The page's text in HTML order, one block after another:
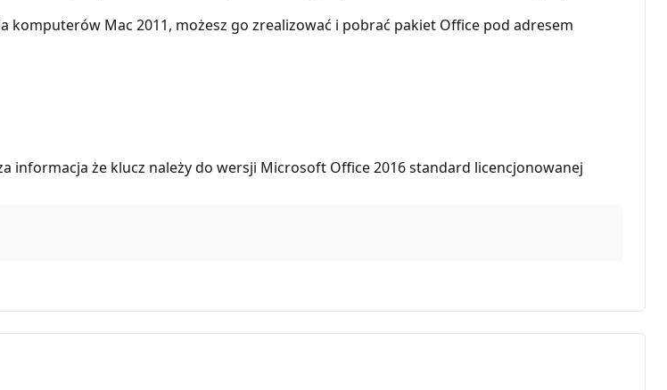
komputerów Mac 2011, możesz go zrealizować i pobrać pakiet Office pod adresem
informacja że klucz należy do wersji Microsoft Office 2016 standard licencjonowanej